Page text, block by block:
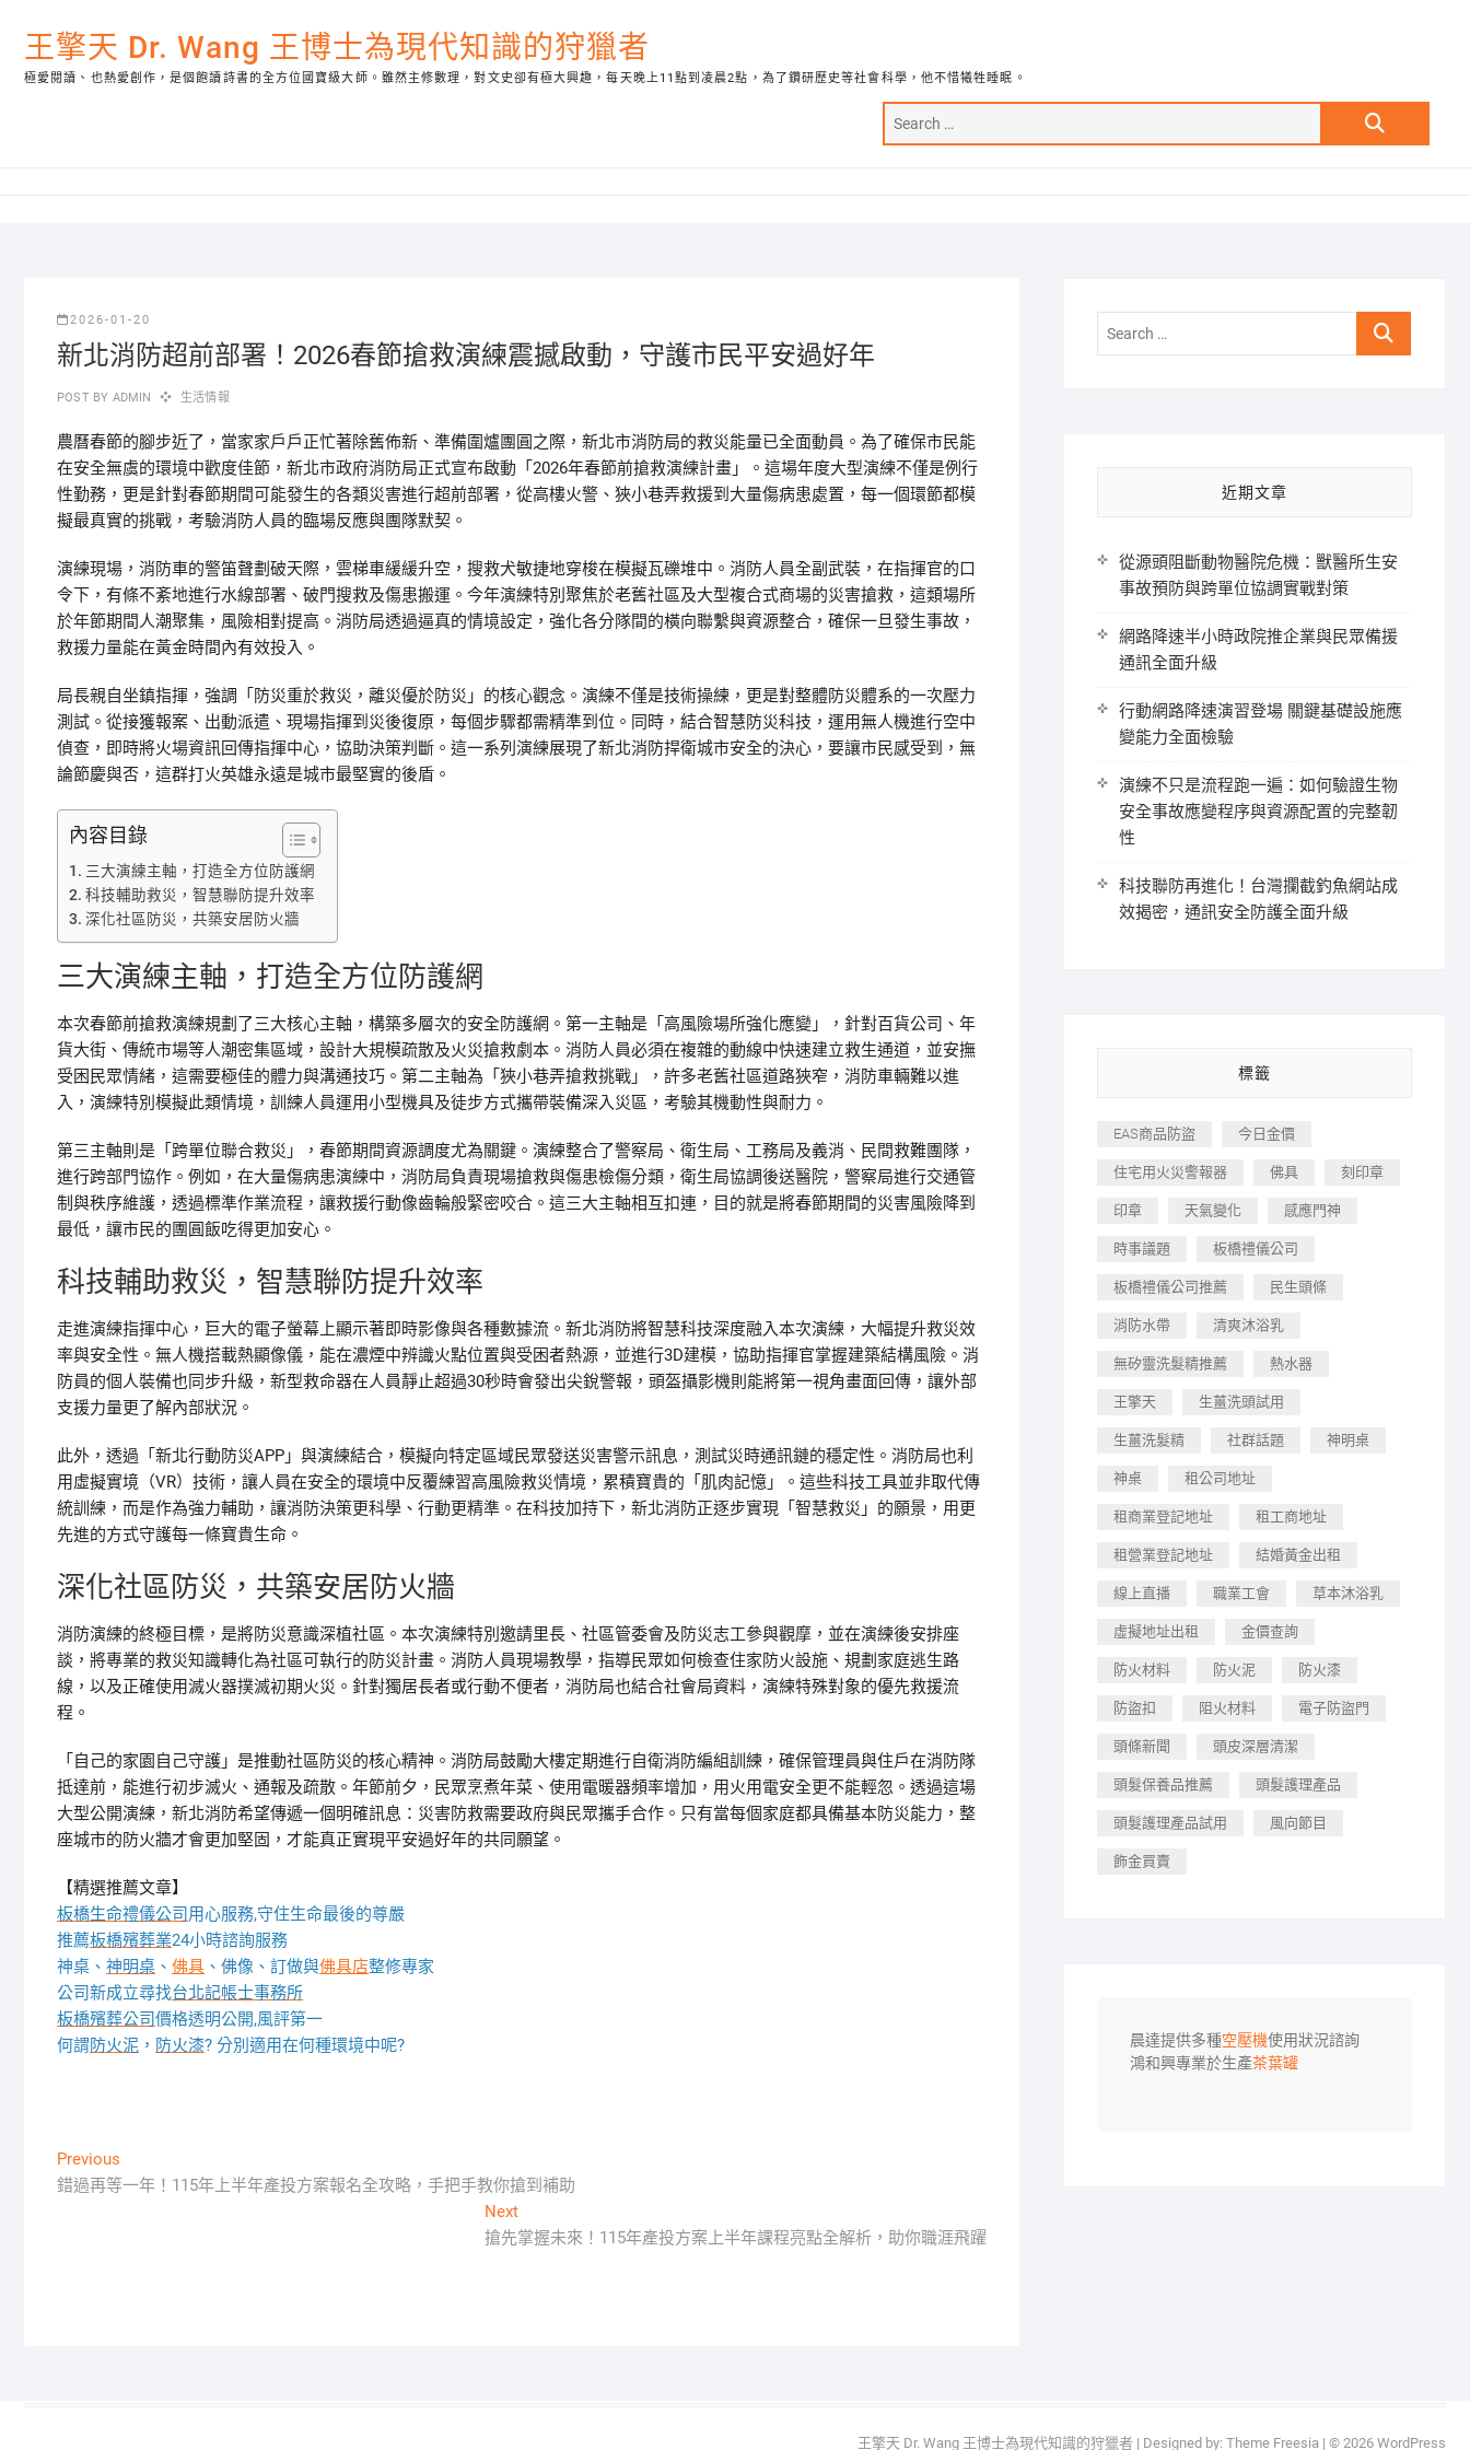
content王擎天 Dr. Wang 王博士為現代知識的狩獵者
極愛閱讀、也熱愛創作，是個飽讀詩書的全方位國寶級大師。雖然主修數理，對文史卻有極大興趣，每天晚上11點到凌晨2點，為了鑽研歷史等社會科學，他不惜犧牲睡眠。
Search
2026-01-20
新北消防超前部署！2026春節搶救演練震撼啟動，守護市民平安過好年
POST BY ADMIN 生活情報
農曆春節的腳步近了，當家家戶戶正忙著除舊佈新、準備圍爐團圓之際，新北市消防局的救災能量已全面動員。為了確保市民能
在安全無虞的環境中歡度佳節，新北市政府消防局正式宣布啟動「2026年春節前搶救演練計畫」。這場年度大型演練不僅是例行
性勤務，更是針對春節期間可能發生的各類災害進行超前部署，從高樓火警、狹小巷弄救援到大量傷病患處置，每一個環節都模
擬最真實的挑戰，考驗消防人員的臨場反應與團隊默契。
演練現場，消防車的警笛聲劃破天際，雲梯車緩緩升空，搜救犬敏捷地穿梭在模擬瓦礫堆中。消防人員全副武裝，在指揮官的口
令下，有條不紊地進行水線部署、破門搜救及傷患搬運。今年演練特別聚焦於老舊社區及大型複合式商場的災害搶救，這類場所
於年節期間人潮聚集，風險相對提高。消防局透過逼真的情境設定，強化各分隊間的橫向聯繫與資源整合，確保一旦發生事故，
救援力量能在黃金時間內有效投入。
局長親自坐鎮指揮，強調「防災重於救災，離災優於防災」的核心觀念。演練不僅是技術操練，更是對整體防災體系的一次壓力
測試。從接獲報案、出動派遣、現場指揮到災後復原，每個步驟都需精準到位。同時，結合智慧防災科技，運用無人機進行空中
偵查，即時將火場資訊回傳指揮中心，協助決策判斷。這一系列演練展現了新北消防捍衛城市安全的決心，要讓市民感受到，無
論節慶與否，這群打火英雄永遠是城市最堅實的後盾。
內容目錄
三大演練主軸，打造全方位防護網
科技輔助救災，智慧聯防提升效率
深化社區防災，共築安居防火牆
三大演練主軸，打造全方位防護網
本次春節前搶救演練規劃了三大核心主軸，構築多層次的安全防護網。第一主軸是「高風險場所強化應變」，針對百貨公司、年
貨大街、傳統市場等人潮密集區域，設計大規模疏散及火災搶救劇本。消防人員必須在複雜的動線中快速建立救生通道，並安撫
受困民眾情緒，這需要極佳的體力與溝通技巧。第二主軸為「狹小巷弄搶救挑戰」，許多老舊社區道路狹窄，消防車輛難以進
入，演練特別模擬此類情境，訓練人員運用小型機具及徒步方式攜帶裝備深入災區，考驗其機動性與耐力。
第三主軸則是「跨單位聯合救災」，春節期間資源調度尤為關鍵。演練整合了警察局、衛生局、工務局及義消、民間救難團隊，
進行跨部門協作。例如，在大量傷病患演練中，消防局負責現場搶救與傷患檢傷分類，衛生局協調後送醫院，警察局進行交通管
制與秩序維護，透過標準作業流程，讓救援行動像齒輪般緊密咬合。這三大主軸相互扣連，目的就是將春節期間的災害風險降到
最低，讓市民的團圓飯吃得更加安心。
科技輔助救災，智慧聯防提升效率
走進演練指揮中心，巨大的電子螢幕上顯示著即時影像與各種數據流。新北消防將智慧科技深度融入本次演練，大幅提升救災效
率與安全性。無人機搭載熱顯像儀，能在濃煙中辨識火點位置與受困者熱源，並進行3D建模，協助指揮官掌握建築結構風險。消
防員的個人裝備也同步升級，新型救命器在人員靜止超過30秒時會發出尖銳警報，頭盔攝影機則能將第一視角畫面回傳，讓外部
支援力量更了解內部狀況。
此外，透過「新北行動防災APP」與演練結合，模擬向特定區域民眾發送災害警示訊息，測試災時通訊鏈的穩定性。消防局也利
用虛擬實境（VR）技術，讓人員在安全的環境中反覆練習高風險救災情境，累積寶貴的「肌肉記憶」。這些科技工具並非取代傳
統訓練，而是作為強力輔助，讓消防決策更科學、行動更精準。在科技加持下，新北消防正逐步實現「智慧救災」的願景，用更
先進的方式守護每一條寶貴生命。
深化社區防災，共築安居防火牆
消防演練的終極目標，是將防災意識深植社區。本次演練特別邀請里長、社區管委會及防災志工參與觀摩，並在演練後安排座
談，將專業的救災知識轉化為社區可執行的防災計畫。消防人員現場教學，指導民眾如何檢查住家防火設施、規劃家庭逃生路
線，以及正確使用滅火器撲滅初期火災。針對獨居長者或行動不便者，消防局也結合社會局資料，演練特殊對象的優先救援流
程。
「自己的家園自己守護」是推動社區防災的核心精神。消防局鼓勵大樓定期進行自衛消防編組訓練，確保管理員與住戶在消防隊
抵達前，能進行初步滅火、通報及疏散。年節前夕，民眾烹煮年菜、使用電暖器頻率增加，用火用電安全更不能輕忽。透過這場
大型公開演練，新北消防希望傳遞一個明確訊息：災害防救需要政府與民眾攜手合作。只有當每個家庭都具備基本防災能力，整
座城市的防火牆才會更加堅固，才能真正實現平安過好年的共同願望。
【精選推薦文章】
板橋生命禮儀公司用心服務,守住生命最後的尊嚴
推薦板橋殯葬業24小時諮詢服務
神桌、 神明桌 、 佛具 、佛像、訂做與佛具店整修專家
公司新成立尋找台北記帳士事務所
板橋殯葬公司價格透明公開,風評第一
何謂防火泥 ， 防火漆? 分別適用在何種環境中呢?
文
章
Previous
post:
錯過再等一年！115年上半年產投方案報名全攻略，手把手教你搶到補助
NextNext
post:
搶先掌握未來！115年產投方案上半年課程亮點全解析，助你職涯飛躍
Search
近期文章
從源頭阻斷動物醫院危機：獸醫所生安
事故預防與跨單位協調實戰對策
網路降速半小時政院推企業與民眾備援
通訊全面升級
行動網路降速演習登場 關鍵基礎設施應
變能力全面檢驗
演練不只是流程跑一遍：如何驗證生物
安全事故應變程序與資源配置的完整韌
性
科技聯防再進化！台灣攔截釣魚網站成
效揭密，通訊安全防護全面升級
標籤
EAS商品防盜 今日金價
住宅用火災警報器 佛具 刻印章
印章 天氣變化 感應門神
時事議題 板橋禮儀公司
板橋禮儀公司推薦 民生頭條
消防水帶 清爽沐浴乳
無矽靈洗髮精推薦 熱水器
王擎天 生薑洗頭試用
生薑洗髮精 社群話題 神明桌
神桌 租公司地址
租商業登記地址 租工商地址
租營業登記地址 結婚黃金出租
線上直播 職業工會 草本沐浴乳
虛擬地址出租 金價查詢
防火材料 防火泥 防火漆
防盜扣 阻火材料 電子防盜門
頭條新聞 頭皮深層清潔
頭髮保養品推薦 頭髮護理產品
頭髮護理產品試用 風向節目
飾金買賣
晨達提供多種空壓機使用狀況諮詢
鴻和興專業於生產茶葉罐
王擎天 Dr. Wang 王博士為現代知識的狩獵者 | Designed by: Theme Freesia | © 2026 WordPress